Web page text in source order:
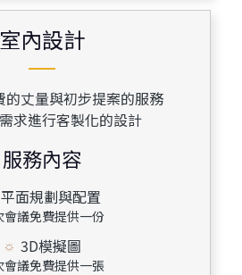
室內設計
室內設計
的丈量與初步提案的服務
求進行客製化的設計
服務內容
平面規劃與配置
會議免費提供一份
3D模擬圖
會議免費提供一張